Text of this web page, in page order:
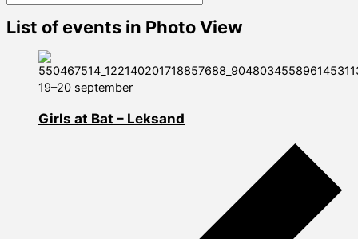
List of events in Photo View
19–20 september
Girls at Bat – Leksand